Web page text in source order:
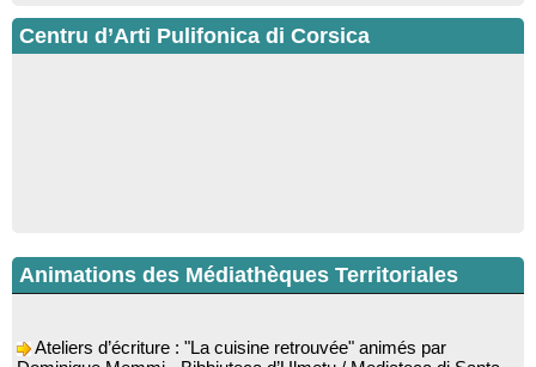
Centru d’Arti Pulifonica di Corsica
Animations des Médiathèques Territoriales
Dominique Memmi - Bibbiuteca d’Ulmetu / Mediateca di Santa